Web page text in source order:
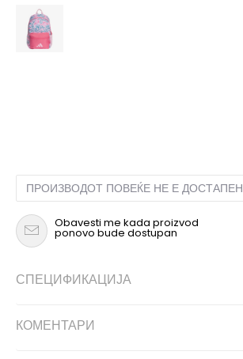
ПРОИЗВОДОТ ПОВЕЌЕ НЕ Е ДОСТАПЕН
Obavesti me kada proizvod
ponovo bude dostupan
СПЕЦИФИКАЦИЈА
КОМЕНТАРИ